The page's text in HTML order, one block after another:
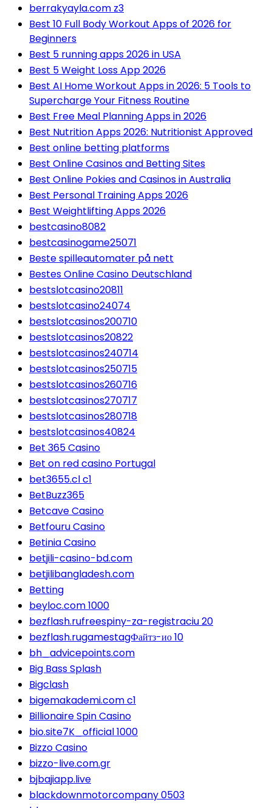
berrakyayla.com z3
Best 10 Full Body Workout Apps of 2026 for
Beginners
Best 5 running apps 2026 in USA
Best 5 Weight Loss App 2026
Best AI Home Workout Apps in 2026: 5 Tools to
Supercharge Your Fitness Routine
Best Free Meal Planning Apps in 2026
Best Nutrition Apps 2026: Nutritionist Approved
Best online betting platforms
Best Online Casinos and Betting Sites
Best Online Pokies and Casinos in Australia
Best Personal Training Apps 2026
Best Weightlifting Apps 2026
bestcasino8082
bestcasinogame25071
Beste spilleautomater på nett
Bestes Online Casino Deutschland
bestslotcasino20811
bestslotcasino24074
bestslotcasinos200710
bestslotcasinos20822
bestslotcasinos240714
bestslotcasinos250715
bestslotcasinos260716
bestslotcasinos270717
bestslotcasinos280718
bestslotcasinos40824
Bet 365 Casino
Bet on red casino Portugal
bet3655.cl c1
BetBuzz365
Betcave Casino
Betfouru Casino
Betinia Casino
betjili-casino-bd.com
betjilibangladesh.com
Betting
beyloc.com 1000
bezflash.rufreespiny-za-registraciu 20
bezflash.rugamestagФайтз-ио 10
bh_advicepoints.com
Big Bass Splash
Bigclash
bigemakademi.com c1
Billionaire Spin Casino
bio.site7K_official 1000
Bizzo Casino
bizzo-live.com.gr
bjbajiapp.live
blackdownmotorcompany 0503